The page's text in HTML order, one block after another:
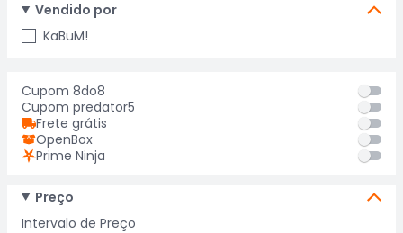
 Ativar tradutor em libras
Vendido por
KaBuM!
Cupom 8do8
Cupom predator5
Frete grátis
OpenBox
Prime Ninja
Preço
Intervalo de Preço